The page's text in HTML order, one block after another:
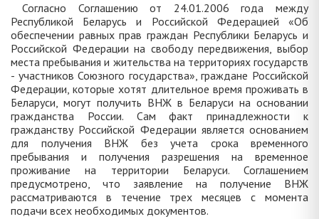
Согласно Соглашению от 24.01.2006 года между
Республикой Беларусь и Российской Федерацией «Об
обеспечении равных прав граждан Республики Беларусь и
Российской Федерации на свободу передвижения, выбор
места пребывания и жительства на территориях государств
- участников Союзного государства», граждане Российской
Федерации, которые хотят длительное время проживать в
Беларуси, могут получить ВНЖ в Беларуси на основании
гражданства России. Сам факт принадлежности к
гражданству Российской Федерации является основанием
для получения ВНЖ без учета срока временного
пребывания и получения разрешения на временное
проживание на территории Беларуси. Соглашением
предусмотрено, что заявление на получение ВНЖ
рассматриваются в течение трех месяцев с момента
подачи всех необходимых документов.